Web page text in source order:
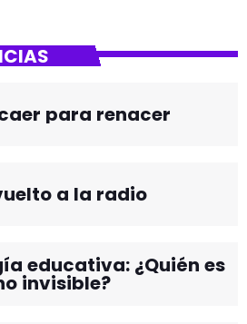
para renacer
a la radio
educativa: ¿Quién es
invisible?